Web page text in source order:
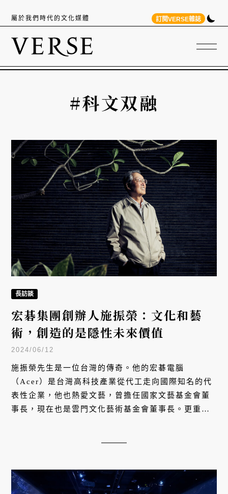
屬於我們時代的文化媒體 訂閱VERSE雜誌
#科文双融
長訪談
宏碁集團創辦人施振榮：文化和藝
術，創造的是隱性未來價值
2024/06/12
施振榮先生是一位台灣的傳奇。他的宏碁電腦
（Acer）是台灣高科技產業從代工走向國際知名的代
表性企業，他也熱愛文藝，曾擔任國家文藝基金會董
事長，現在也是雲門文化藝術基金會董事長。更重要
座島。」